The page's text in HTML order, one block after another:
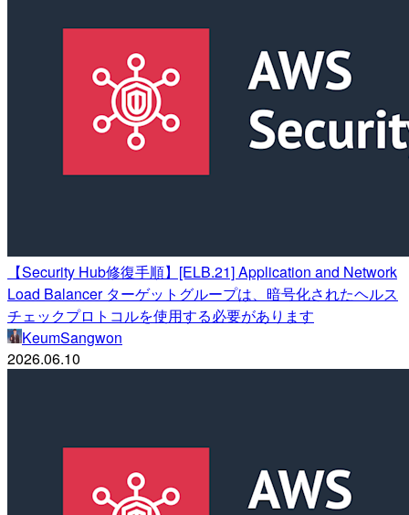
【Security Hub修復手順】[ELB.21] Application and Network
Load Balancer ターゲットグループは、暗号化されたヘルス
チェックプロトコルを使用する必要があります
KeumSangwon
2026.06.10